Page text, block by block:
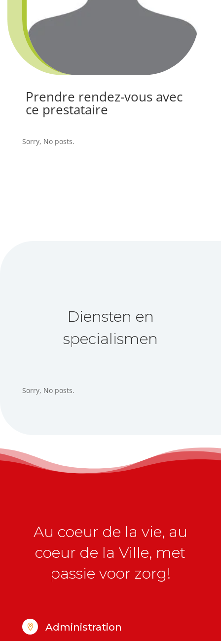
Prendre rendez-vous avec
ce prestataire
Sorry, No posts.
Diensten en
specialismen
Sorry, No posts.
Au coeur de la vie, au
coeur de la Ville, met
passie voor zorg!
 Administration